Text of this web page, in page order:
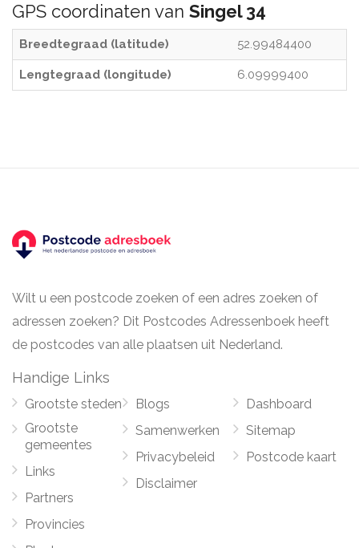
GPS coordinaten van Singel 34
Breedtegraad (latitude) 52.99484400
Lengtegraad (longitude) 6.09999400
Wilt u een postcode zoeken of een adres zoeken of
adressen zoeken? Dit Postcodes Adressenboek heeft
de postcodes van alle plaatsen uit Nederland.
Handige Links
Grootste steden
Grootste
gemeentes
Links
Partners
Provincies
Blogs
Samenwerken
Privacybeleid
Disclaimer
Dashboard
Sitemap
Postcode kaart